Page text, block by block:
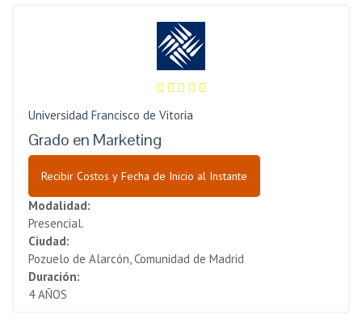
Universidad Francisco de Vitoria
Grado en Marketing
Recibir Costos y Fecha de Inicio al Instante
Modalidad:
Presencial.
Ciudad:
Pozuelo de Alarcón, Comunidad de Madrid
Duración:
4 AÑOS